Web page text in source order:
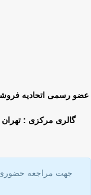
عضو رسمی اتحادیه
گالری مرکزی : تهران
جهت مراجعه حضوری